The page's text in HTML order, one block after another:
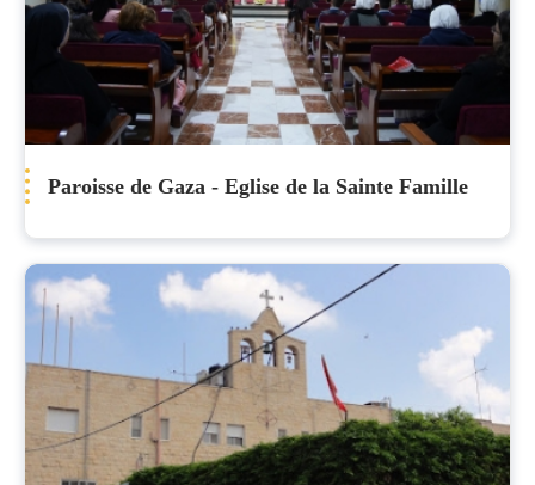
Paroisse de Gaza - Eglise de la Sainte Famille